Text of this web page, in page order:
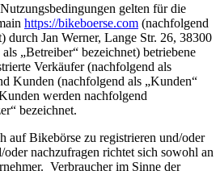
gelten für die
https://bikeboerse.com (nachfolgend
durch Jan Werner, Lange Str. 26, 38300
„Betreiber“ bezeichnet) betriebene
Verkäufer (nachfolgend als
Kunden (nachfolgend als „Kunden“
werden nachfolgend
bezeichnet.
auf Bikebörse zu registrieren und/oder
nachzufragen richtet sich sowohl an
Verbraucher im Sinne der